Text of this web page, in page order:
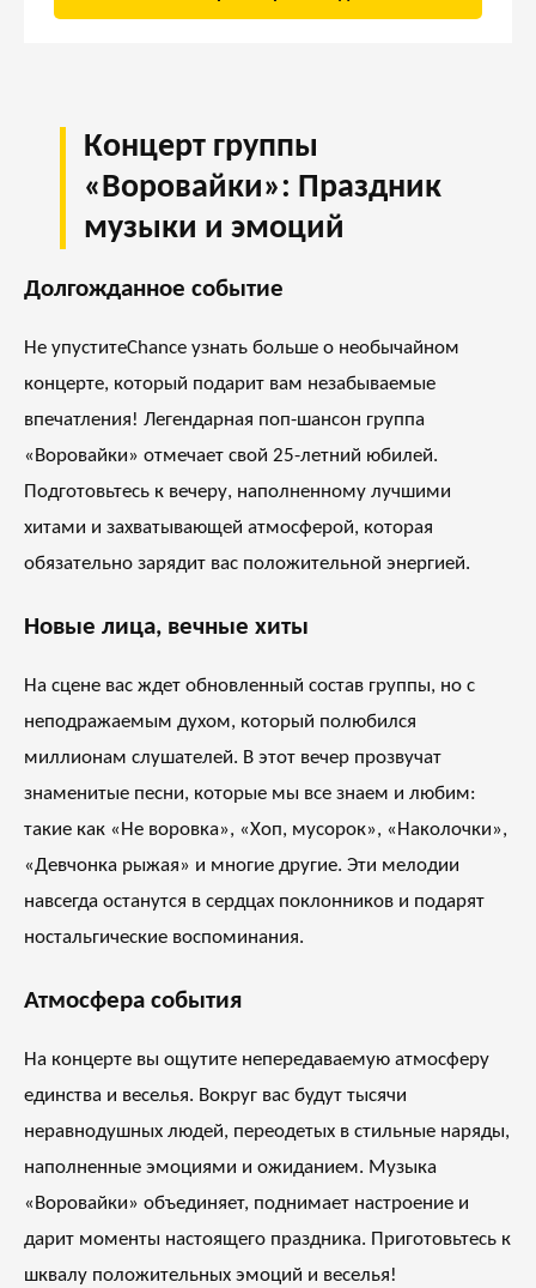
Концерт группы
«Воровайки»: Праздник
музыки и эмоций
Долгожданное событие
Не упуститеChance узнать больше о необычайном
концерте, который подарит вам незабываемые
впечатления! Легендарная поп-шансон группа
«Воровайки» отмечает свой 25-летний юбилей.
Подготовьтесь к вечеру, наполненному лучшими
хитами и захватывающей атмосферой, которая
обязательно зарядит вас положительной энергией.
Новые лица, вечные хиты
На сцене вас ждет обновленный состав группы, но с
неподражаемым духом, который полюбился
миллионам слушателей. В этот вечер прозвучат
знаменитые песни, которые мы все знаем и любим:
такие как «Не воровка», «Хоп, мусорок», «Наколочки»,
«Девчонка рыжая» и многие другие. Эти мелодии
навсегда останутся в сердцах поклонников и подарят
ностальгические воспоминания.
Атмосфера события
На концерте вы ощутите непередаваемую атмосферу
единства и веселья. Вокруг вас будут тысячи
неравнодушных людей, переодетых в стильные наряды,
наполненные эмоциями и ожиданием. Музыка
«Воровайки» объединяет, поднимает настроение и
дарит моменты настоящего праздника. Приготовьтесь к
шквалу положительных эмоций и веселья!